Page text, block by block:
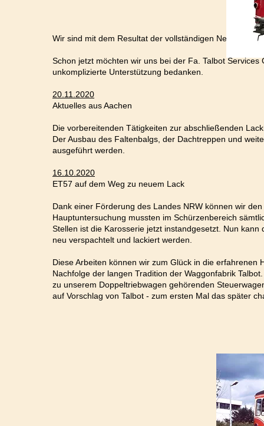
Wir sind mit dem Resultat der vollständigen
Schon jetzt möchten wir uns bei der Fa. Talbot
unkomplizierte Unterstützung bedanken.
20.11.2020
Aktuelles aus Aachen
Die vorbereitenden Tätigkeiten zur abschließenden
Der Ausbau des Faltenbalgs, der Dachtreppen und
ausgeführt werden.
16.10.2020
ET57 auf dem Weg zu neuem Lack
Dank einer Förderung des Landes NRW können wir
Hauptuntersuchung mussten im Schürzenbereich
Stellen ist die Karosserie jetzt instandgesetzt. Nun
neu verspachtelt und lackiert werden.
Diese Arbeiten können wir zum Glück in die erfahrenen
Nachfolge der langen Tradition der Waggonfabrik
zu unserem Doppeltriebwagen gehörenden
auf Vorschlag von Talbot - zum ersten Mal das später